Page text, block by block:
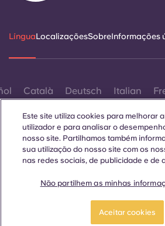
LínguaLocalizaçõesSobreInformações
Català Deutsch Italian
Este site utiliza cookies para melhorar
utilizador e para analisar o
nosso site. Partilhamos também
sua utilização do nosso site com os
nas redes sociais, de publicidade e de
Não partilhem as minhas
Aceitar cookies